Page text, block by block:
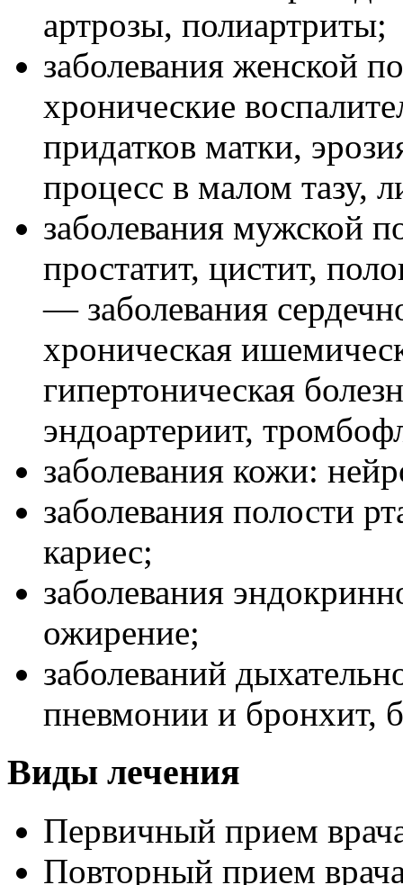
артрозы, полиартриты;
заболевания женской
хронические
придатков матки,
процесс в малом тазу,
заболевания мужской
простатит, цистит,
— заболевания
хроническая
гипертоническая
эндоартериит,
заболевания кожи:
заболевания полости
кариес;
заболевания
ожирение;
заболеваний
пневмонии и бронхит,
Виды лечения
Первичный прием
Повторный прием